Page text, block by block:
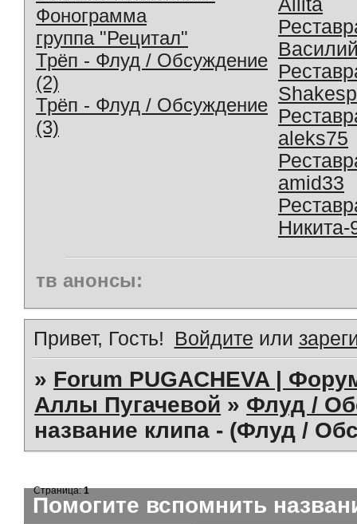
Фонограмма
группа "Рецитал"
Трёп - Флуд / Обсуждение
(2)
Трёп - Флуд / Обсуждение
(3)
aleks75
amid33
Никита-
тв анонсы:
Привет, Гость! Войдите или
» Forum PUGACHEVA |
Аллы Пугачевой » Флуд /
название клипа - (Флуд /
Помогите вспомнить
Страница:1